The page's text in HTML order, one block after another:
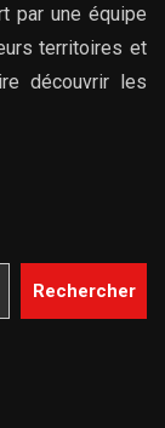
par une équipe
territoires et
découvrir les
Rechercher